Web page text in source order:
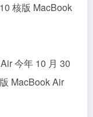
核版 MacBook
今年 10 月 30
MacBook Air